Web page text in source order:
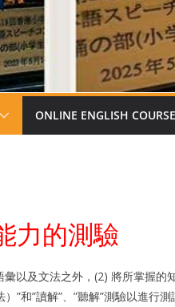
ONLINE ENGLISH
力的測驗
以及文法之外，(2) 將所掌握的
”和”讀解”、”聽解”測驗以進行